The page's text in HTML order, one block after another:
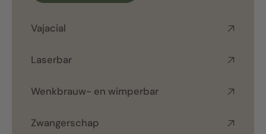
Vajacial
Laserbar
Wenkbrauw- en wimperbar
Zwangerschap